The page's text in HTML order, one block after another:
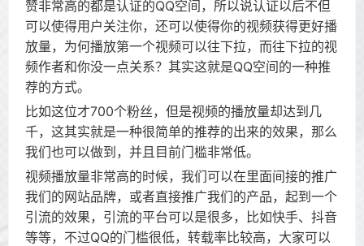
赞非常高的都是认证的QQ空间，所以说认证以后不但
可以使得用户关注你，还可以使得你的视频获得更好播
放量，为何播放第一个视频可以往下拉，而往下拉的视
频作者和你没一点关系？其实这就是QQ空间的一种推
荐的方式。
比如这位才700个粉丝，但是视频的播放量却达到几
千，这其实就是一种很简单的推荐的出来的效果，那么
我们也可以做到，并且目前门槛非常低。
视频播放量非常高的时候，我们可以在里面间接的推广
我们的网站品牌，或者直接推广我们的产品，起到一个
引流的效果，引流的平台可以是很多，比如快手、抖音
等等，不过QQ的门槛很低，转载率比较高，大家可以